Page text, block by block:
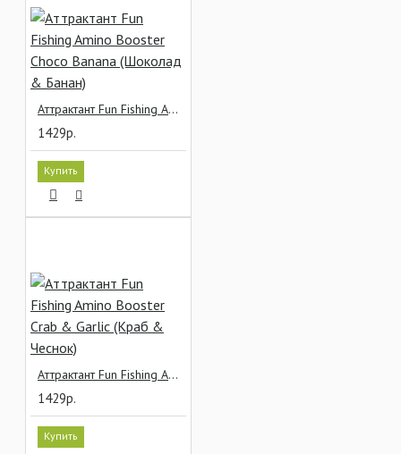
Аттрактант Fun Fishing Amino Booster Choco Banana (Шоколад & Банан)
1429р.
Купить
Аттрактант Fun Fishing Amino Booster Crab & Garlic (Краб & Чеснок)
1429р.
Купить